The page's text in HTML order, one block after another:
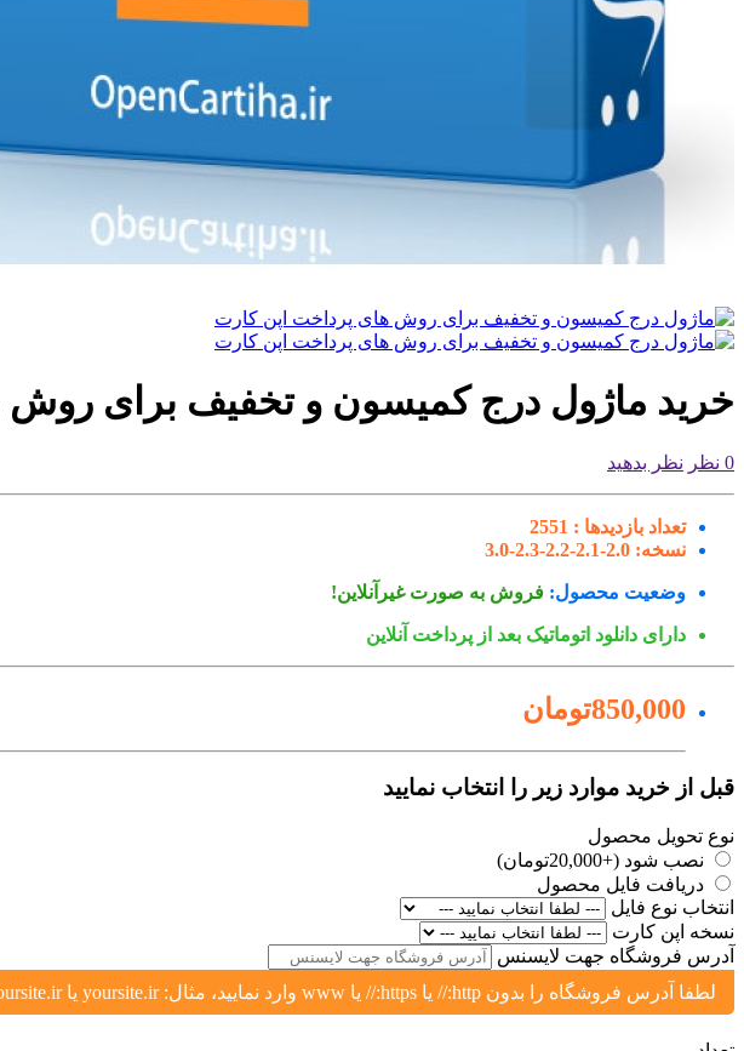
خرید ماژول درج کمیسون و تخفیف برای روش
0 نظر نظر بدهید
تعداد بازدیدها : 2551
نسخه: 2.0-2.1-2.2-2.3-3.0
وضعیت محصول: فروش به صورت غیرآنلاین!
دارای دانلود اتوماتیک بعد از پرداخت آنلاین
850,000تومان
قبل از خرید موارد زیر را انتخاب نمایید
نوع تحویل محصول
نصب شود (+20,000تومان)
دریافت فایل محصول
انتخاب نوع فایل
نسخه اپن کارت
آدرس فروشگاه جهت لایسنس
لطفا آدرس فروشگاه را بدون http:// یا https:// یا www وارد نمایید، مثال: yoursite.ir یا shop.yoursite.ir